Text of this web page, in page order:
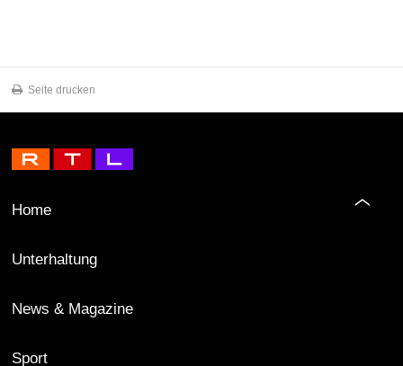
Seite drucken
Home
Unterhaltung
News & Magazine
Sport